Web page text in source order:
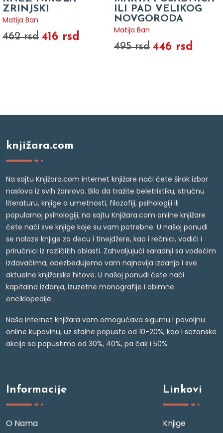
ZRINJSKI
Matija Ban
462 rsd 416 rsd
ILI PAD VELIKOG
NOVGORODA
Matija Ban
495 rsd 446 rsd
knjižara.com
Na sajtu Knjižara.com internet knjižare naći ćete širok izbor
naslova iz svih žanrova. Bilo da tražite beletristiku, stručnu
literaturu, knjige o umetnosti, filozofiji, psihologiji ili
popularnoj psihologiji, na sajtu Knjižara.com online knjižare
ćete naći sve knjige koje su vam potrebne. U našoj ponudi
se nalaze knjige za decu i tinejdžere, kao i rečnici, vodiči i
priručnici iz različitih oblasti. Zahvaljujući saradnji sa vodećim
izdavačima, obezbeđujemo vam najnovija izdanja i sve
aktuelne knjižarske hitove. U našoj ponudi ćete naći
kapitalna izdanja, izuzetne monografije i obimne
enciklopedije.
Naša internet knjižara vam omogućava sigurnu i povoljnu
online kupovinu, uz stalne popuste od 10-20%, kao i sezonske
akcije sa popustima od 30%, 40%, pa čak i 50%.
Informacije
O Nama
Linkovi
Knjige